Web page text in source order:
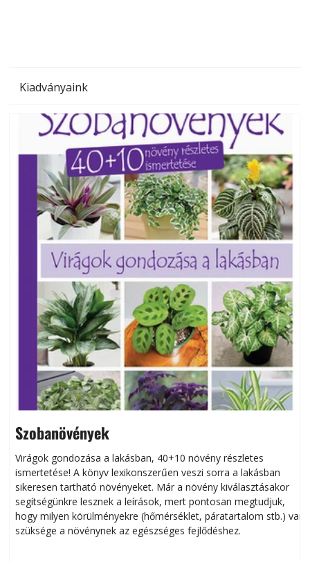
Kiadványaink
Szobanövények
Virágok gondozása a lakásban, 40+10 növény részletes
ismertetése! A könyv lexikonszerűen veszi sorra a lakásban
sikeresen tart­ha­tó növényeket. Már a növény kiválasztásakor
segítségünkre lesznek a leírások, mert pontosan megtudjuk,
hogy milyen körülményekre (hőmérséklet, páratartalom stb.) van
szüksége a növénynek az egészséges fejlődéshez.